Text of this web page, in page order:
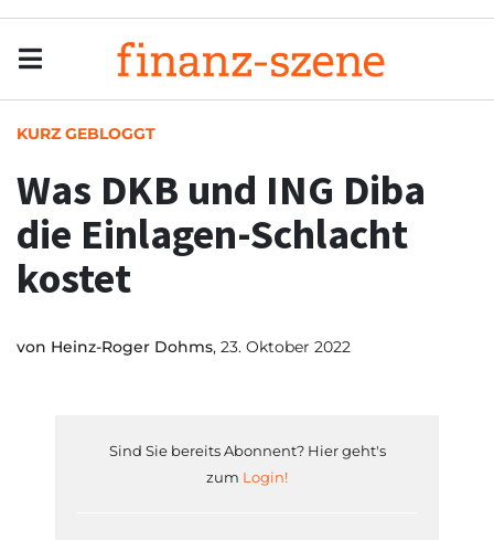
KURZ GEBLOGGT
Was DKB und ING Diba
die Einlagen-Schlacht
kostet
von Heinz-Roger Dohms, 23. Oktober 2022
Sind Sie bereits Abonnent? Hier geht's
zum Login!